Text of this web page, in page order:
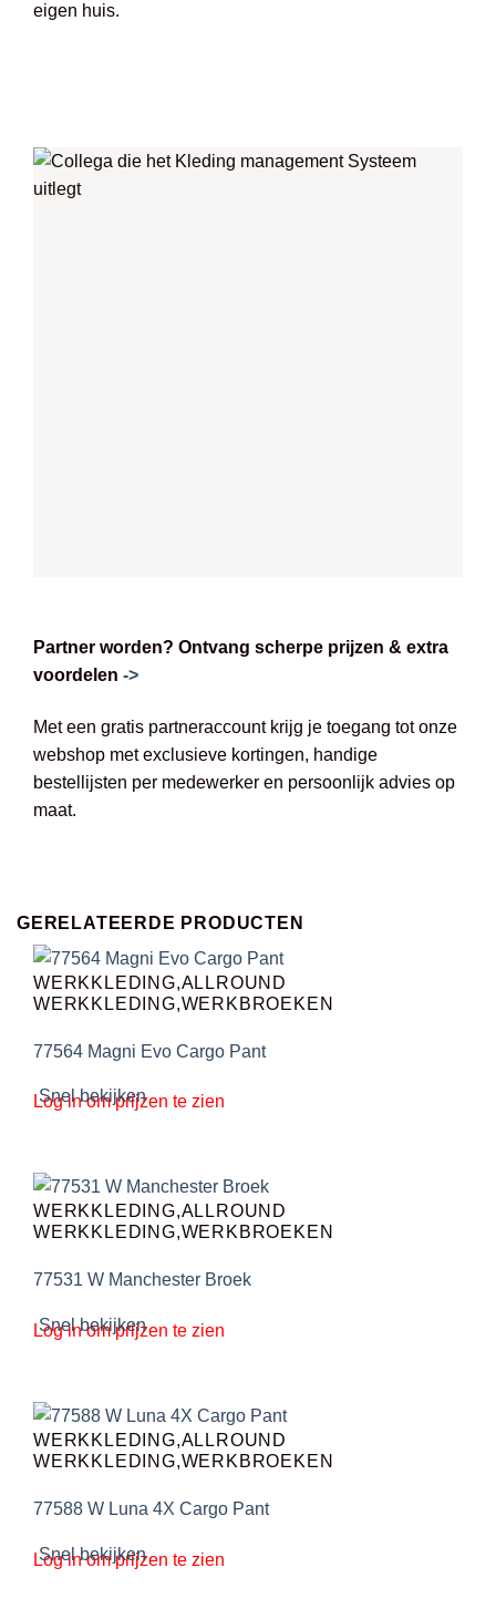
eigen huis.
Partner worden? Ontvang scherpe prijzen & extra
voordelen ->
Met een gratis partneraccount krijg je toegang tot onze
webshop met exclusieve kortingen, handige
bestellijsten per medewerker en persoonlijk advies op
maat.
GERELATEERDE PRODUCTEN
Snel bekijken
WERKKLEDING,ALLROUND
WERKKLEDING,WERKBROEKEN
77564 Magni Evo Cargo Pant
Log in om prijzen te zien
Snel bekijken
WERKKLEDING,ALLROUND
WERKKLEDING,WERKBROEKEN
77531 W Manchester Broek
Log in om prijzen te zien
Snel bekijken
WERKKLEDING,ALLROUND
WERKKLEDING,WERKBROEKEN
77588 W Luna 4X Cargo Pant
Log in om prijzen te zien